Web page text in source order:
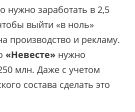
нужно заработать в 2,5
выйти «в ноль»
производство и рекламу.
«Невесте» нужно
млн. Даже с учетом
состава сделать это